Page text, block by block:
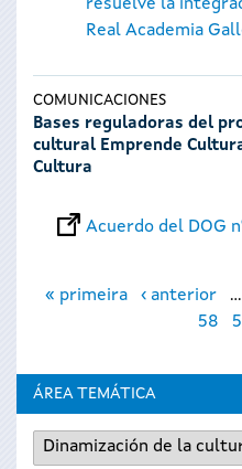
resuelve la
Real Academia
COMUNICACIONES
Bases reguladoras del
cultural Emprende
Cultura
Acuerdo del DOG
Páginas
« primeira ‹ anterior …
58
ÁREA TEMÁTICA